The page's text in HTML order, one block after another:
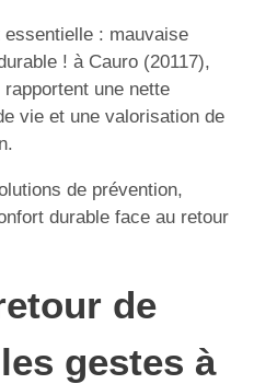
essentielle : mauvaise
! à Cauro (20117),
une nette
vie et une valorisation de
de prévention,
durable face au retour
de
gestes à